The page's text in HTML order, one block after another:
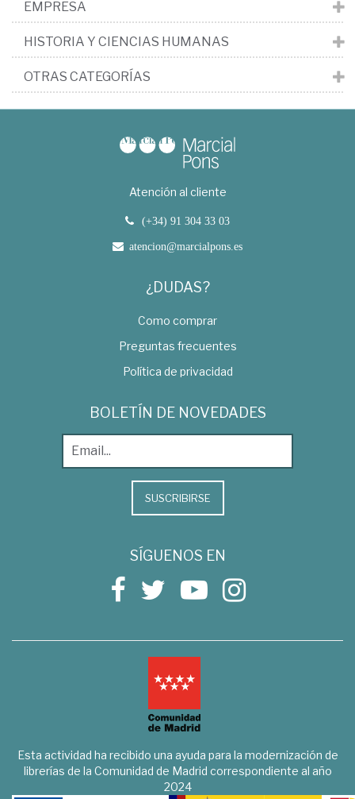
EMPRESA
HISTORIA Y CIENCIAS HUMANAS
OTRAS CATEGORÍAS
Atención al cliente
(+34) 91 304 33 03
atencion@marcialpons.es
¿DUDAS?
Como comprar
Preguntas frecuentes
Política de privacidad
BOLETÍN DE NOVEDADES
SUSCRIBIRSE
SÍGUENOS EN
Esta actividad ha recibido una ayuda para la modernización de
librerías de la Comunidad de Madrid correspondiente al año
2024